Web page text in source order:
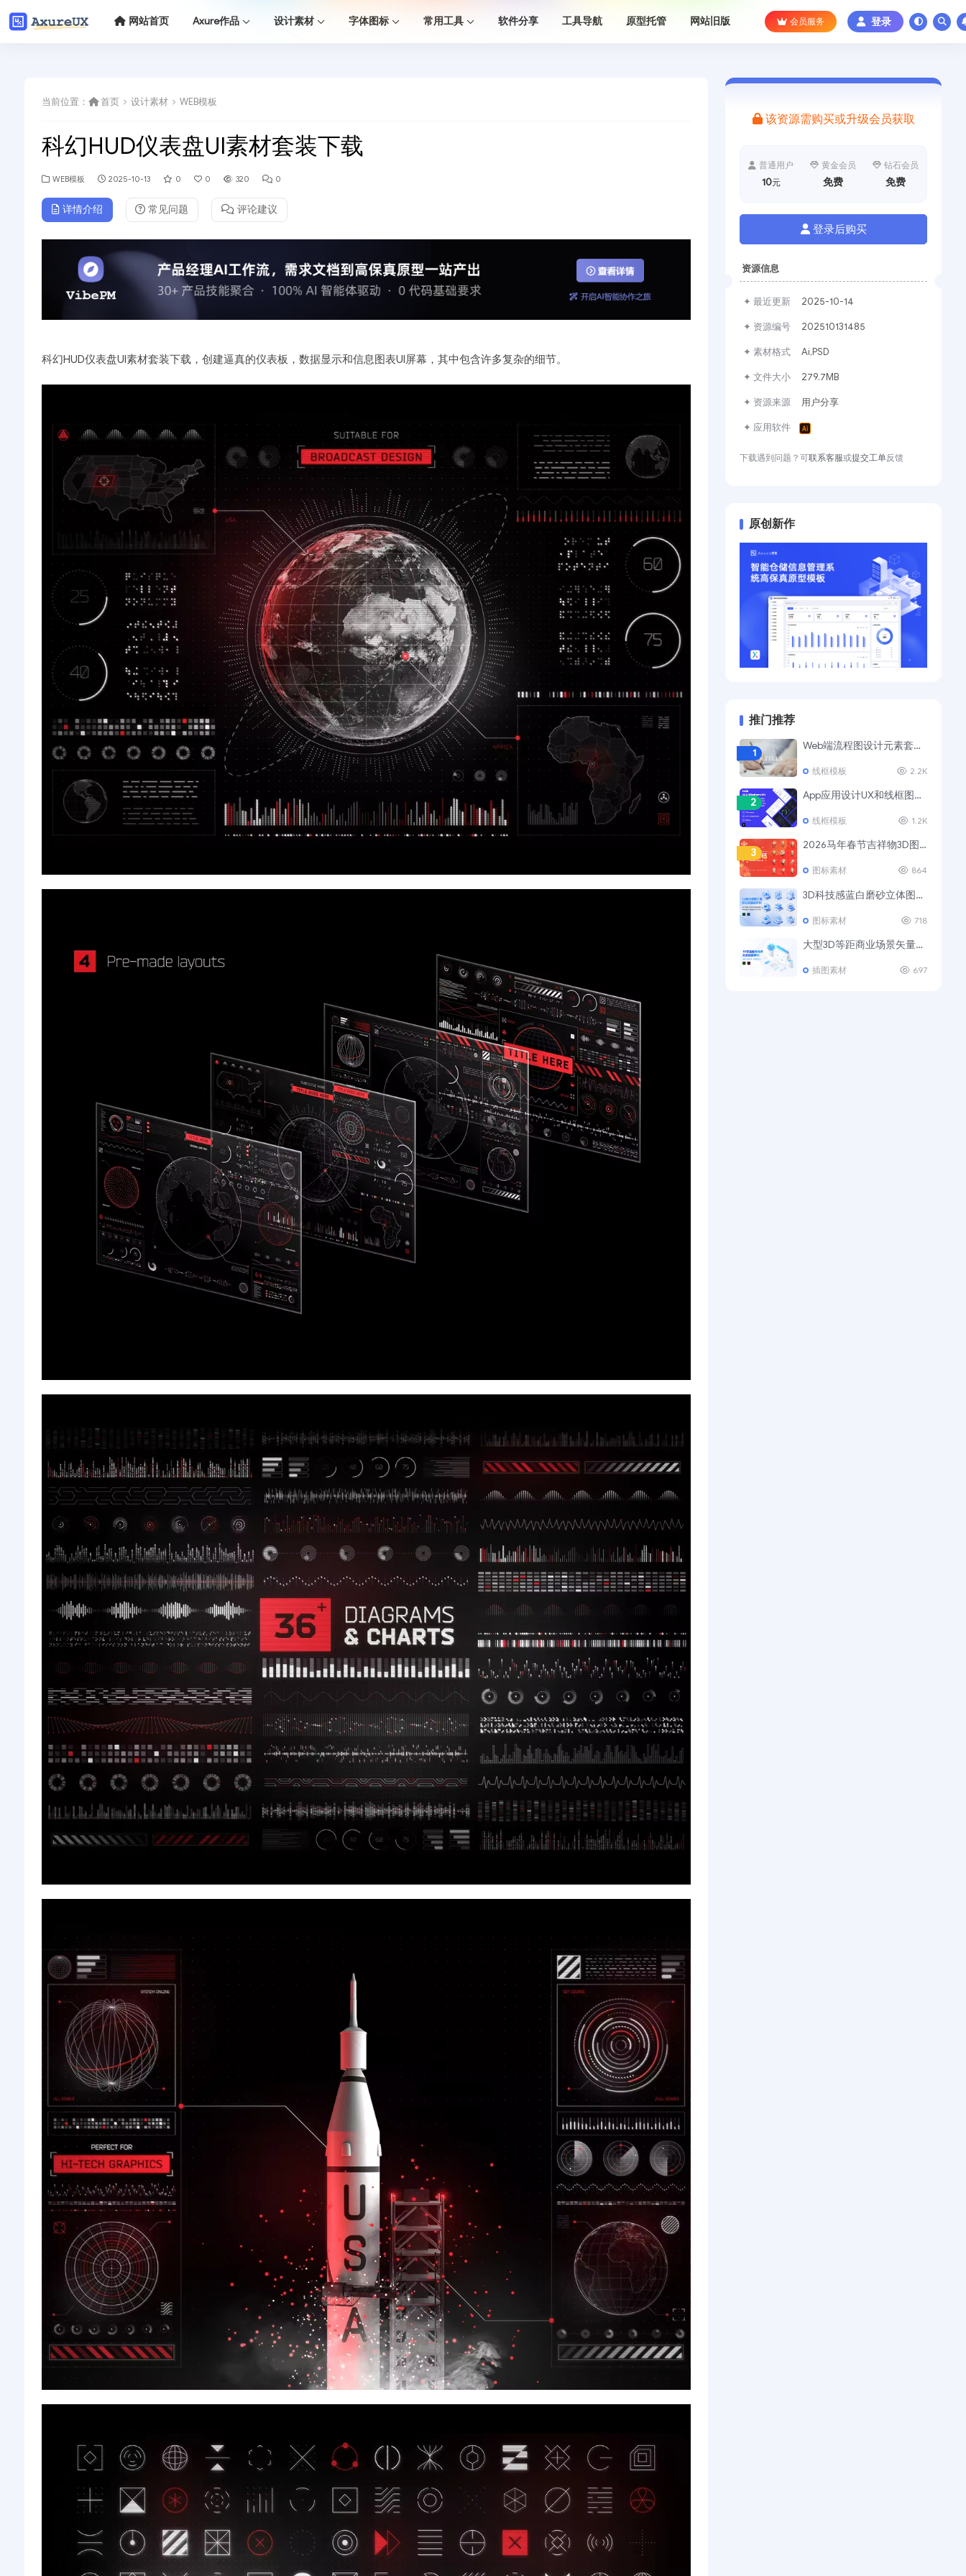
网站首页 Axure作品 设计素材 字体图标 常用工具 软件分享 工具导航 原型托管 网站旧版 会员服务 登录
当前位置： 首页 设计素材 WEB模板
科幻HUD仪表盘UI素材套装下载
WEB模板 2025-10-13 0 0 320 0
详情介绍 常见问题 评论建议
科幻HUD仪表盘UI素材套装下载，创建逼真的仪表板，数据显示和信息图表UI屏幕，其中包含许多复杂的细节。
该资源需购买或升级会员获取
普通用户
10元
黄金会员
免费
钻石会员
免费
登录后购买
资源信息
✦ 最近更新 2025-10-14
✦ 资源编号 202510131485
✦ 素材格式 Ai,PSD
✦ 文件大小 279.7MB
✦ 资源来源 用户分享
✦ 应用软件
下载遇到问题？可联系客服或提交工单反馈
原创新作
推门推荐
1
Web端流程图设计元素套装 UI Tiles Website Flowcharts
线框模板 2.2K
2
App应用设计UX和线框图模板套件
线框模板 1.2K
3
2026马年春节吉祥物3D图标素材
图标素材 864
4
3D科技感蓝白磨砂立体图标Ⅲ
图标素材 718
5
大型3D等距商业场景矢量插画素材
插图素材 697